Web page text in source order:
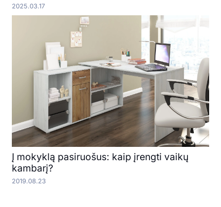
2025.03.17
Į mokyklą pasiruošus: kaip įrengti vaikų
kambarį?
2019.08.23